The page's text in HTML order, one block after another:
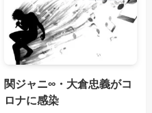
関ジャニ∞・大倉忠義がコ
ロナに感染